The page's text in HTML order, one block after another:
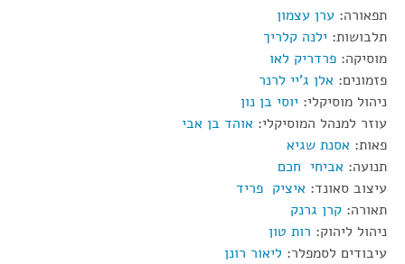
תפאורה: ערן עצמון
תלבושות: ילנה קלריך
מוסיקה: פרדריק לאו
פזמונים: אלן ג'יי לרנר
ניהול מוסיקלי: יוסי בן נון
עוזר למנהל המוסיקלי: אוהד בן אבי
פאות: אסנת שגיא
תנועה: אביחי חכם
עיצוב סאונד: איציק פריד
תאורה: קרן גרנק
ניהול ליהוק: רות טון
עיבודים לסמפלר: ליאור רונן